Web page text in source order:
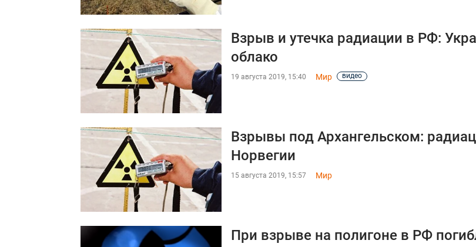
Взрыв и утечка радиации в РФ:
облако
19 августа 2019, 15:40 Мир видео
Взрывы под Архангельском:
Норвегии
15 августа 2019, 15:57 Мир
При взрыве на полигоне в РФ